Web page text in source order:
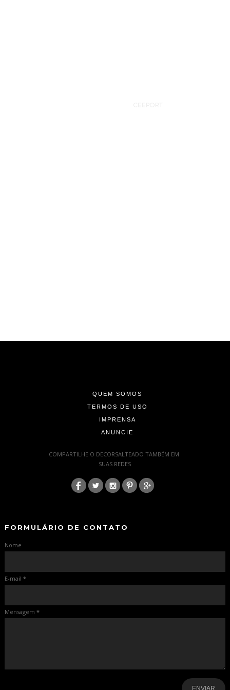
QUEM SOMOS
TERMOS DE USO
IMPRENSA
ANUNCIE
COMPARTILHE O DECORSALTEADO TAMBÉM EM
SUAS REDES
FORMULÁRIO DE CONTATO
Nome
E-mail *
Mensagem *